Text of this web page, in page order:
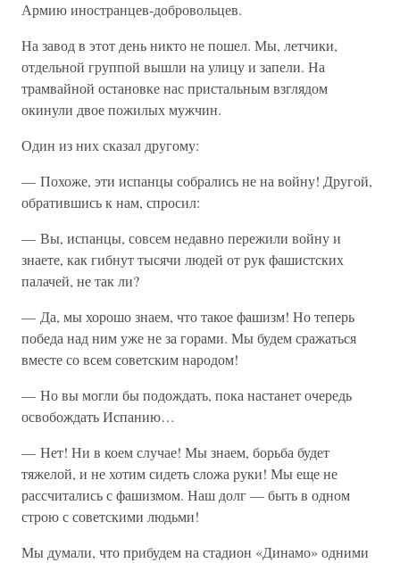
Армию иностранцев-добровольцев.
На завод в этот день никто не пошел. Мы, летчики,
отдельной группой вышли на улицу и запели. На
трамвайной остановке нас пристальным взглядом
окинули двое пожилых мужчин.
Один из них сказал другому:
— Похоже, эти испанцы собрались не на войну! Другой,
обратившись к нам, спросил:
— Вы, испанцы, совсем недавно пережили войну и
знаете, как гибнут тысячи людей от рук фашистских
палачей, не так ли?
— Да, мы хорошо знаем, что такое фашизм! Но теперь
победа над ним уже не за горами. Мы будем сражаться
вместе со всем советским народом!
— Но вы могли бы подождать, пока настанет очередь
освобождать Испанию…
— Нет! Ни в коем случае! Мы знаем, борьба будет
тяжелой, и не хотим сидеть сложа руки! Мы еще не
рассчитались с фашизмом. Наш долг — быть в одном
строю с советскими людьми!
Мы думали, что прибудем на стадион «Динамо» одними